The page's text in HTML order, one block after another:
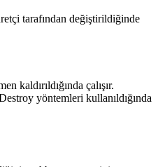
tarafından değiştirildiğinde
kaldırıldığında çalışır.
yöntemleri kullanıldığında